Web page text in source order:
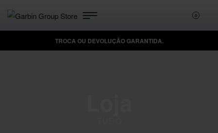
0
TROCA OU DEVOLUÇÃO GARANTIDA.
DÚVIDAS? FALE CONOSCO!